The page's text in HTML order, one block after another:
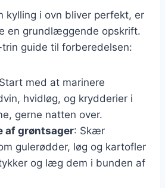
kylling i ovn bliver perfekt, er
en grundlæggende opskrift.
guide til forberedelsen:
med at marinere
hvidløg, og krydderier i
gerne natten over.
af grøntsager: Skær
gulerødder, løg og kartofler
og læg dem i bunden af